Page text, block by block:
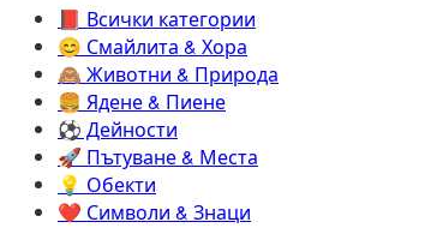
📕️ Всички категории
😊️ Смайлита & Хора
🙈️ Животни & Природа
🍔️ Ядене & Пиене
⚽️ Дейности
🚀️ Пътуване & Места
💡️ Обекти
❤️ Символи & Знаци